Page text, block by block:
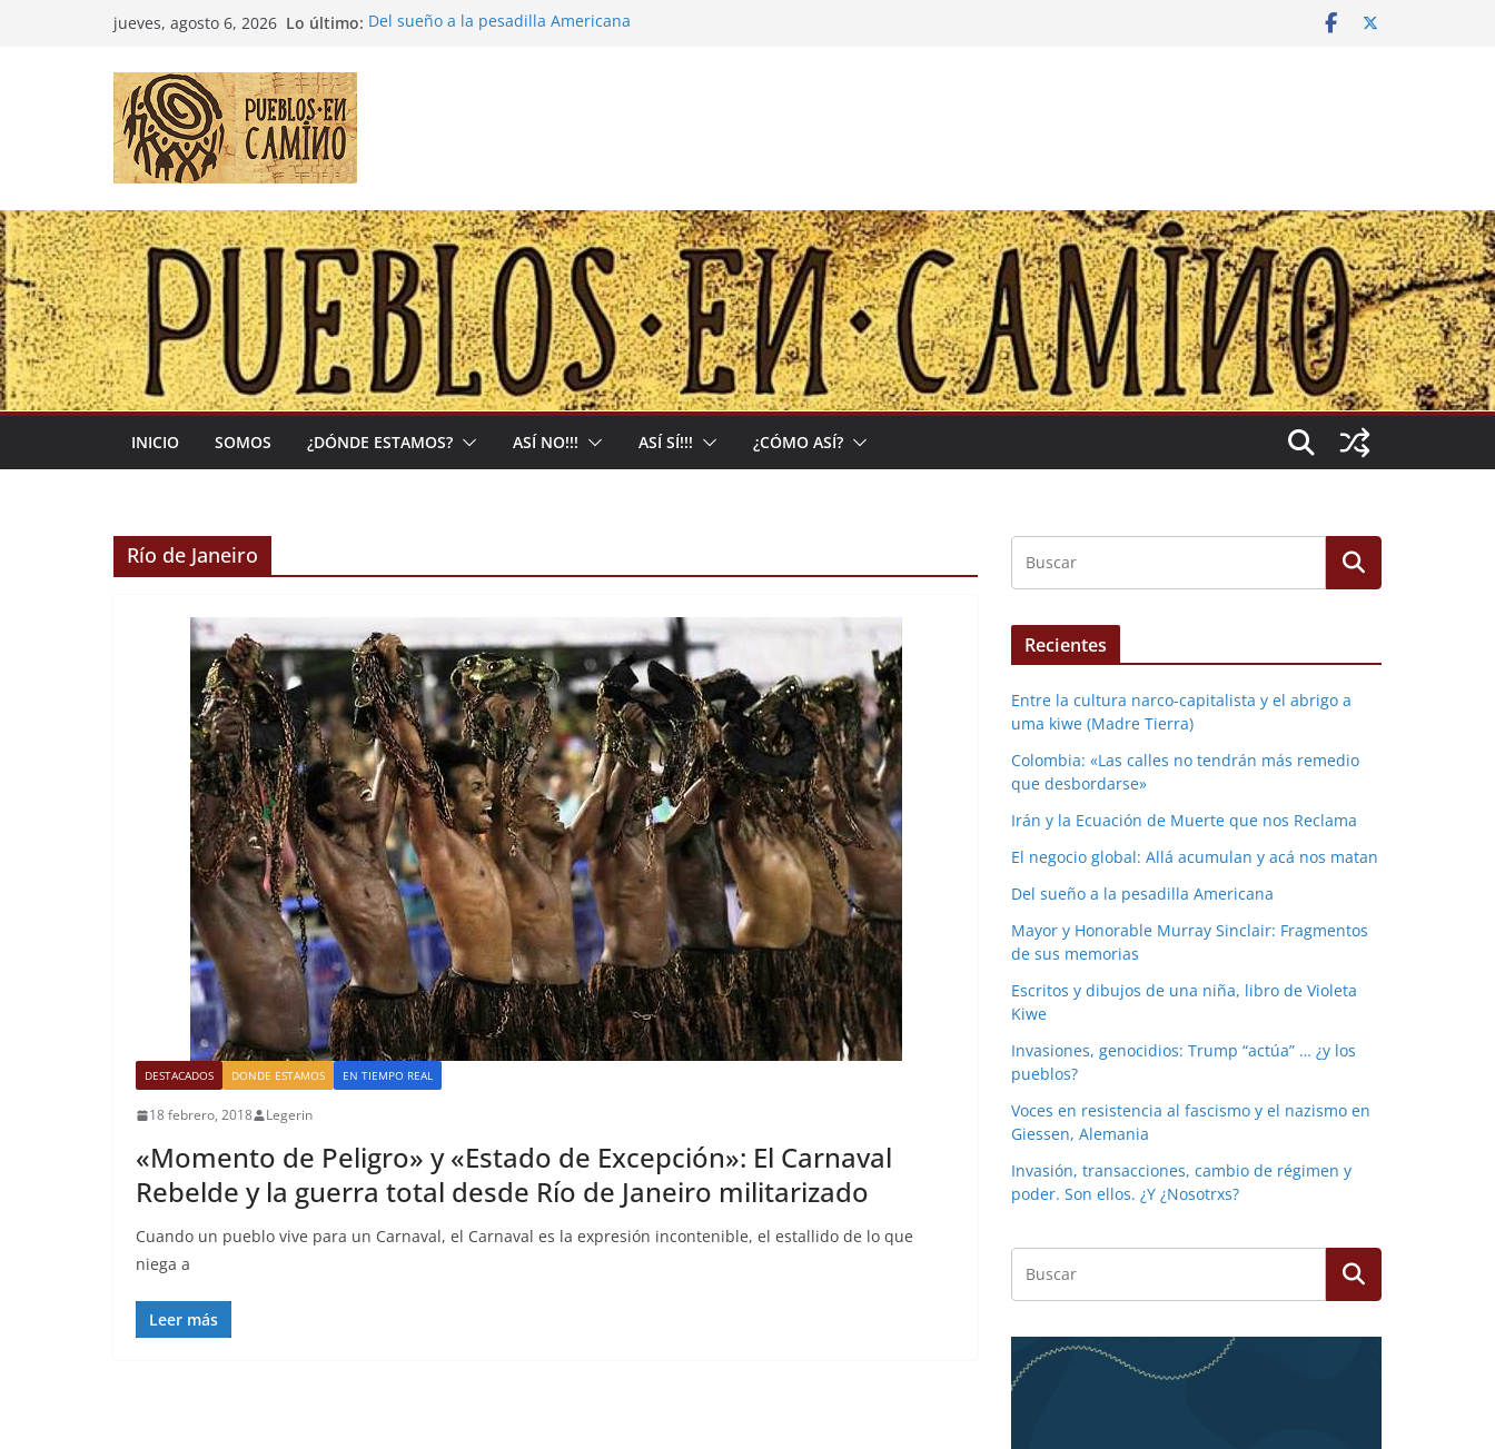
jueves, agosto 6, 2026 Lo último: Del sueño a la pesadilla Americana
INICIO SOMOS ¿DÓNDE ESTAMOS? ASÍ NO!!! ASÍ SÍ!!! ¿CÓMO ASÍ?
Río de Janeiro
DESTACADOS DONDE ESTAMOS EN TIEMPO REAL
18 febrero, 2018 Legerin
«Momento de Peligro» y «Estado de Excepción»: El Carnaval
Rebelde y la guerra total desde Río de Janeiro militarizado
Cuando un pueblo vive para un Carnaval, el Carnaval es la expresión incontenible, el estallido de lo que
niega a
Leer más
Recientes
Entre la cultura narco-capitalista y el abrigo a
uma kiwe (Madre Tierra)
Colombia: «Las calles no tendrán más remedio
que desbordarse»
Irán y la Ecuación de Muerte que nos Reclama
El negocio global: Allá acumulan y acá nos matan
Del sueño a la pesadilla Americana
Mayor y Honorable Murray Sinclair: Fragmentos
de sus memorias
Escritos y dibujos de una niña, libro de Violeta
Kiwe
Invasiones, genocidios: Trump “actúa” … ¿y los
pueblos?
Voces en resistencia al fascismo y el nazismo en
Giessen, Alemania
Invasión, transacciones, cambio de régimen y
poder. Son ellos. ¿Y ¿Nosotrxs?